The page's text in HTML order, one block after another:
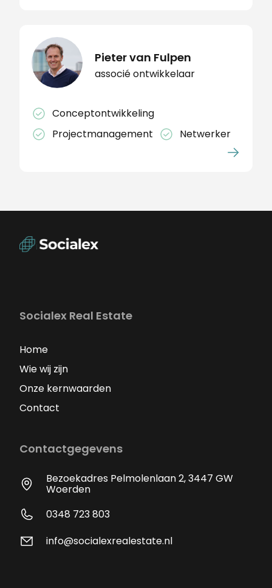
Pieter van Fulpen
associé ontwikkelaar
Conceptontwikkeling
Projectmanagement
Netwerker
Socialex Real Estate
Home
Wie wij zijn
Onze kernwaarden
Contact
Contactgegevens
Bezoekadres Pelmolenlaan 2, 3447 GW
Woerden
0348 723 803
info@socialexrealestate.nl